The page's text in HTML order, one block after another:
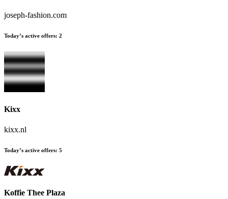
joseph-fashion.com
Today’s active offers: 2
Kixx
kixx.nl
Today’s active offers: 5
Koffie Thee Plaza